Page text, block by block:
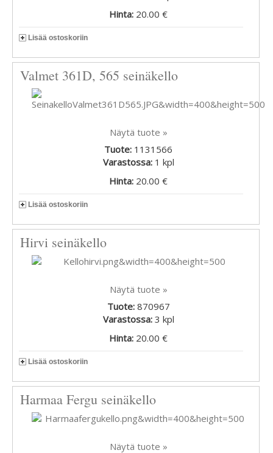
Hinta: 20.00 €
Lisää ostoskoriin
Valmet 361D, 565 seinäkello
Näytä tuote »
Tuote: 1131566
Varastossa: 1 kpl
Hinta: 20.00 €
Lisää ostoskoriin
Hirvi seinäkello
Näytä tuote »
Tuote: 870967
Varastossa: 3 kpl
Hinta: 20.00 €
Lisää ostoskoriin
Harmaa Fergu seinäkello
Näytä tuote »